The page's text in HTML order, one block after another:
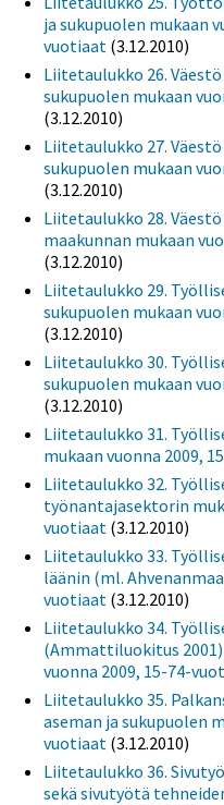
ja sukupuolen mukaan
vuotiaat (3.12.2010)
Liitetaulukko 26.
sukupuolen mukaan
(3.12.2010)
Liitetaulukko 27.
sukupuolen mukaan
(3.12.2010)
Liitetaulukko 28.
maakunnan mukaan
(3.12.2010)
Liitetaulukko 29.
sukupuolen mukaan
(3.12.2010)
Liitetaulukko 30.
sukupuolen mukaan
(3.12.2010)
Liitetaulukko 31.
mukaan vuonna 2009,
Liitetaulukko 32.
työnantajasektorin
vuotiaat (3.12.2010)
Liitetaulukko 33.
läänin (ml.
vuotiaat (3.12.2010)
Liitetaulukko 34.
(Ammattiluokitus
vuonna 2009, 15-74-
Liitetaulukko 35.
aseman ja sukupuolen
vuotiaat (3.12.2010)
Liitetaulukko 36.
sekä sivutyötä